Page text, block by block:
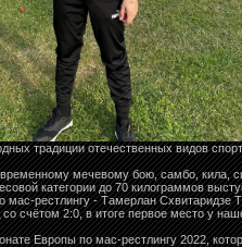
традиции отечественных видов
мечевому бою, самбо, кила,
категории до 70 килограммов
мас-рестлингу - Тамерлан Схвитаридзе
счётом 2:0, в итоге первое место у
Европы по мас-рестлингу 2022,